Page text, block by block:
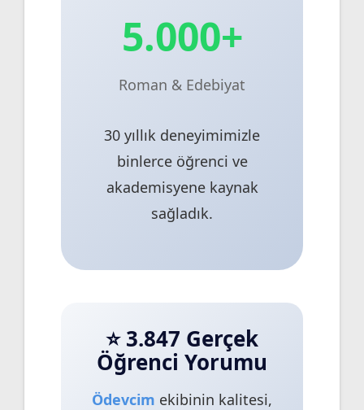
5.000+
Roman & Edebiyat
30 yıllık deneyimimizle
binlerce öğrenci ve
akademisyene kaynak
sağladık.
⭐ 3.847 Gerçek
Öğrenci Yorumu
Ödevcim ekibinin kalitesi,